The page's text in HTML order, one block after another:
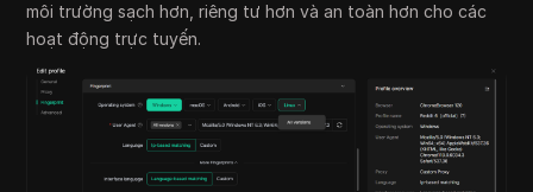
môi trường sạch hơn, riêng tư hơn và an toàn hơn cho các
hoạt động trực tuyến.